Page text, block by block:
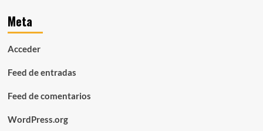
Meta
Acceder
Feed de entradas
Feed de comentarios
WordPress.org